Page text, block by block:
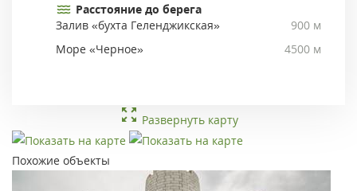
Расстояние до берега
Залив «бухта Геленджикская»
900 м
Море «Черное»
4500 м
Развернуть карту
Похожие объекты